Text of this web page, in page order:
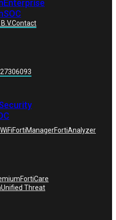
Enterprise
SOC
Contact
27306093
FortiManagerFortiAnalyzer
FortiCare
Unified Threat